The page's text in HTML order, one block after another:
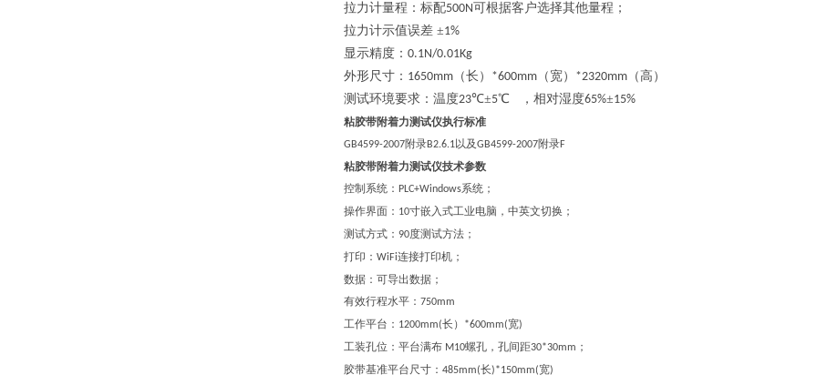
拉力计量程 ： 标配500N可根据客户选择其他量程；
拉力计示值误差 ±1%
显示精度 ： 0.1N/0.01Kg
外形尺寸 ： 1650mm （长） *600mm （宽） *2320mm （高）
测试环境要求： 温度23℃±5℃ ，相对湿度65%±15%
粘胶带附着力测试仪执行标准
GB4599-2007附录B2.6.1以及GB4599-2007附录F
粘胶带附着力测试仪技术参数
控制系统： PLC+Windows系统；
操作界面： 10寸嵌入式工业电脑，中英文切换；
测试方式： 90度测试方法；
打印： WiFi连接打印机；
数据：可导出数据；
有效行程水平： 750mm
工作平台 ： 1200mm(长） *600mm(宽)
工装孔位： 平台满布 M10螺孔，孔间距30*30mm ；
胶带基准平台尺寸 ： 485mm(长)*150mm(宽)